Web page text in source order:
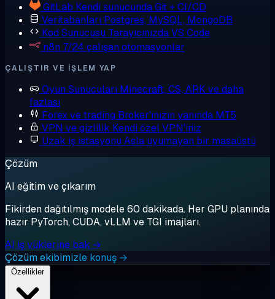
GitLab Kendi sunucunda Git + CI/CD
Veritabanları Postgres, MySQL, MongoDB
Kod Sunucusu Tarayıcınızda VS Code
n8n 7/24 çalışan otomasyonlar
ÇALIŞTIR VE IŞLEM YAP
Oyun Sunucuları Minecraft, CS, ARK ve daha
fazlası
Forex ve trading Broker'ınızın yanında MT5
VPN ve gizlilik Kendi özel VPN'iniz
Uzak iş istasyonu Asla uyumayan bir masaüstü
Çözüm
AI eğitim ve çıkarım
Fikirden dağıtılmış modele 60 dakikada. Her GPU planında
hazır PyTorch, CUDA, vLLM ve TGI imajları.
AI iş yüklerine bak →
Çözüm ekibimizle konuş →
Özellikler